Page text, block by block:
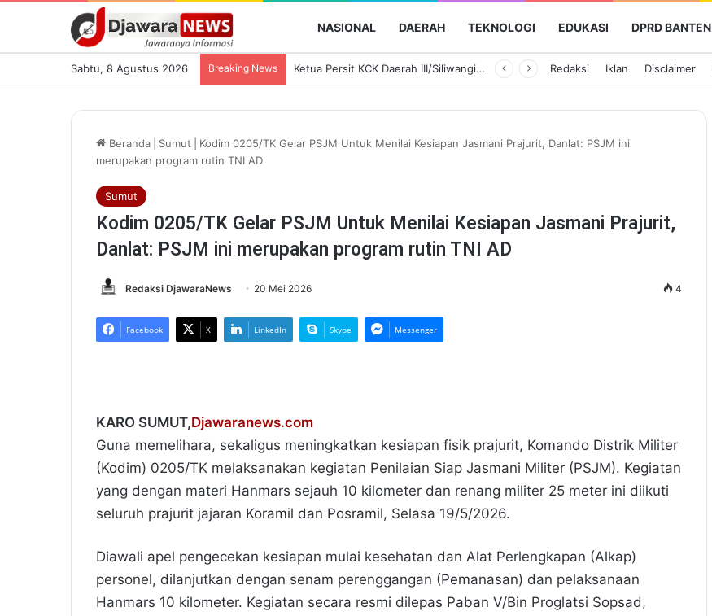
NASIONAL DAERAH TEKNOLOGI EDUKASI DPRD BANTEN
Sabtu, 8 Agustus 2026 Breaking News Ketua Persit KCK Daerah III/Siliwangi Awali Hari Kedua Kunjungan Kerja di TK Kartika XIX-39 Redaksi Iklan Disclaimer
Beranda Sumut
Kodim 0205/TK Gelar PSJM Untuk Menilai Kesiapan Jasmani Prajurit, Danlat: PSJM ini
merupakan program rutin TNI AD
Sumut
Kodim 0205/TK Gelar PSJM Untuk Menilai Kesiapan Jasmani Prajurit,
Danlat: PSJM ini merupakan program rutin TNI AD
Redaksi DjawaraNews 20 Mei 2026 4
Facebook X LinkedIn Skype Messenger
KARO SUMUT,Djawaranews.com
Guna memelihara, sekaligus meningkatkan kesiapan fisik prajurit, Komando Distrik Militer
(Kodim) 0205/TK melaksanakan kegiatan Penilaian Siap Jasmani Militer (PSJM). Kegiatan
yang dengan materi Hanmars sejauh 10 kilometer dan renang militer 25 meter ini diikuti
seluruh prajurit jajaran Koramil dan Posramil, Selasa 19/5/2026.
Diawali apel pengecekan kesiapan mulai kesehatan dan Alat Perlengkapan (Alkap)
personel, dilanjutkan dengan senam perenggangan (Pemanasan) dan pelaksanaan
Hanmars 10 kilometer. Kegiatan secara resmi dilepas Paban V/Bin Proglatsi Sopsad,